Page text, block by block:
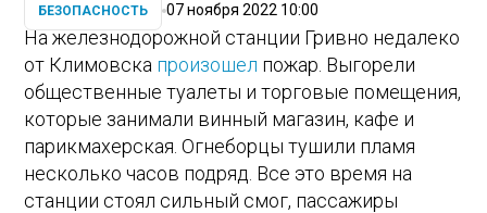
БЕЗОПАСНОСТЬ 07 ноября 2022 10:00
На железнодорожной станции Гривно недалеко
от Климовска произошел пожар. Выгорели
общественные туалеты и торговые помещения,
которые занимали винный магазин, кафе и
парикмахерская. Огнеборцы тушили пламя
несколько часов подряд. Все это время на
станции стоял сильный смог, пассажиры